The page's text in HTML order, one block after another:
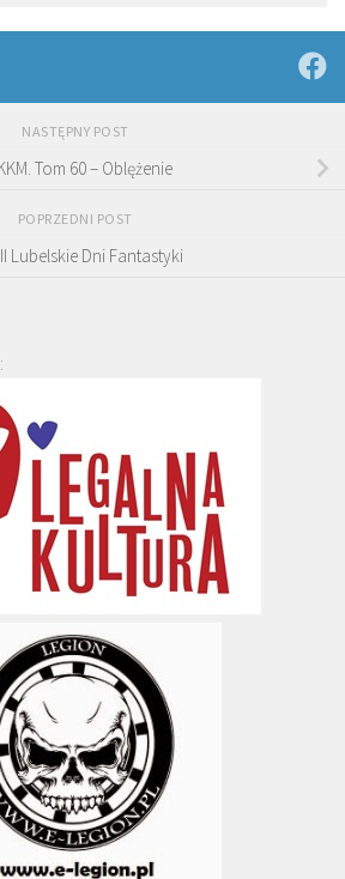
NASTĘPNY POST
Tom 60 – Oblężenie
POPRZEDNI POST
Lubelskie Dni Fantastyki